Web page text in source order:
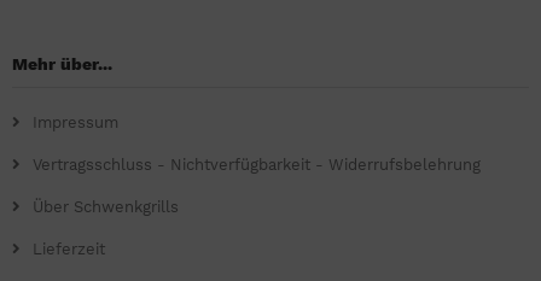
Mehr über...
Impressum
Vertragsschluss - Nichtverfügbarkeit - Widerrufsbelehrung
Über Schwenkgrills
Lieferzeit